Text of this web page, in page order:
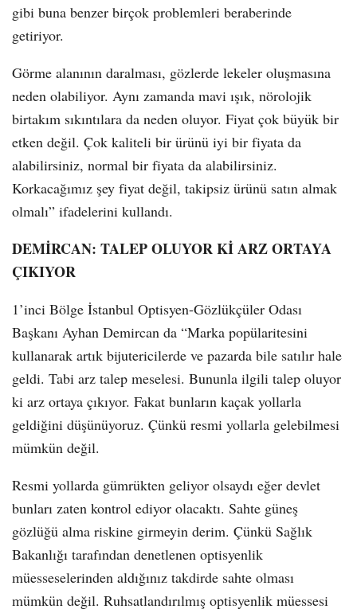
gibi buna benzer birçok problemleri beraberinde
getiriyor.
Görme alanının daralması, gözlerde lekeler oluşmasına
neden olabiliyor. Aynı zamanda mavi ışık, nörolojik
birtakım sıkıntılara da neden oluyor. Fiyat çok büyük bir
etken değil. Çok kaliteli bir ürünü iyi bir fiyata da
alabilirsiniz, normal bir fiyata da alabilirsiniz.
Korkacağımız şey fiyat değil, takipsiz ürünü satın almak
olmalı” ifadelerini kullandı.
DEMİRCAN: TALEP OLUYOR Kİ ARZ ORTAYA
ÇIKIYOR
1’inci Bölge İstanbul Optisyen-Gözlükçüler Odası
Başkanı Ayhan Demircan da “Marka popülaritesini
kullanarak artık bijutericilerde ve pazarda bile satılır hale
geldi. Tabi arz talep meselesi. Bununla ilgili talep oluyor
ki arz ortaya çıkıyor. Fakat bunların kaçak yollarla
geldiğini düşünüyoruz. Çünkü resmi yollarla gelebilmesi
mümkün değil.
Resmi yollarda gümrükten geliyor olsaydı eğer devlet
bunları zaten kontrol ediyor olacaktı. Sahte güneş
gözlüğü alma riskine girmeyin derim. Çünkü Sağlık
Bakanlığı tarafından denetlenen optisyenlik
müesseselerinden aldığınız takdirde sahte olması
mümkün değil. Ruhsatlandırılmış optisyenlik müessesi